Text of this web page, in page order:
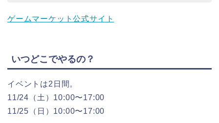
ゲームマーケット公式サイト
いつどこでやるの？
イベントは2日間。
11/24（土）10:00〜17:00
11/25（日）10:00〜17:00